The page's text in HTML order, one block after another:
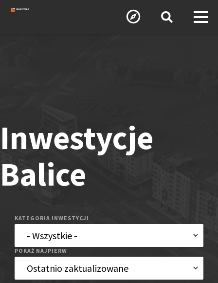
Inwestycje
Balice
KATEGORIA INWESTYCJI
POKAŻ NAJPIERW